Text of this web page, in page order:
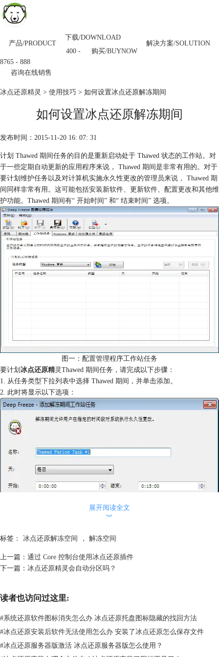
产品/PRODUCT 解决方案/SOLUTION
下载/DOWNLOAD
购买/BUYNOW
400 -
8765 - 888
咨询在线销售
冰点还原精灵 > 使用技巧 > 如何设置冰点还原解冻期间
如何设置冰点还原解冻期间
发布时间：2015-11-20 16: 07: 31
计划 Thawed 期间任务的目的是重新启动处于 Thawed 状态的工作站。对
于一些定期自动更新的应用程序来说， Thawed 期间是非常有用的。对于
要计划维护任务以及对计算机实施永久性更改的管理员来说， Thawed 期
间同样非常有用。这可能包括安装新软件、更新软件、配置更改和其他维
护功能。Thawed 期间有“ 开始时间” 和“ 结束时间” 选项。
图一：配置管理程序工作站任务
要计划 冰点还原精灵Thawed 期间任务，请完成以下步骤：
1. 从任务类型下拉列表中选择 Thawed 期间，并单击添加。
2. 此时将显示以下选项：
图二：添加解冻期间工作站任务
• 名称 - 指定任务的名称。
展开阅读全文
︾
标签： 冰点还原解冻空间 ， 解冻空间
上一篇： 通过 Core 控制台使用冰点还原插件
下一篇： 冰点还原精灵会自动分区吗？
读者也访问过这里:
#系统还原软件图标消失怎么办 冰点还原托盘图标隐藏的找回方法
#冰点还原安装后软件无法使用怎么办 安装了冰点还原怎么保存文件
#冰点还原服务器版激活 冰点还原服务器版怎么使用？